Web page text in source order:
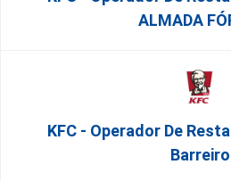
ALMADA
KFC - Operador De
Barreiro